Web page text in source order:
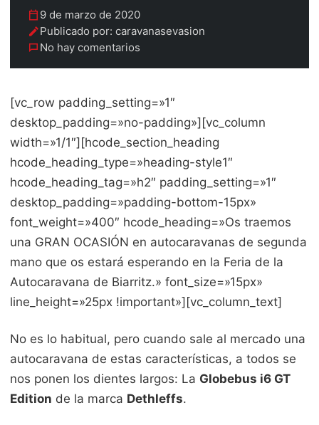
9 de marzo de 2020
Publicado por: caravanasevasion
No hay comentarios
[vc_row padding_setting=»1″
desktop_padding=»no-padding»][vc_column
width=»1/1″][hcode_section_heading
hcode_heading_type=»heading-style1″
hcode_heading_tag=»h2″ padding_setting=»1″
desktop_padding=»padding-bottom-15px»
font_weight=»400″ hcode_heading=»Os traemos
una GRAN OCASIÓN en autocaravanas de segunda
mano que os estará esperando en la Feria de la
Autocaravana de Biarritz.» font_size=»15px»
line_height=»25px !important»][vc_column_text]
No es lo habitual, pero cuando sale al mercado una
autocaravana de estas características, a todos se
nos ponen los dientes largos: La Globebus i6 GT
Edition de la marca Dethleffs.